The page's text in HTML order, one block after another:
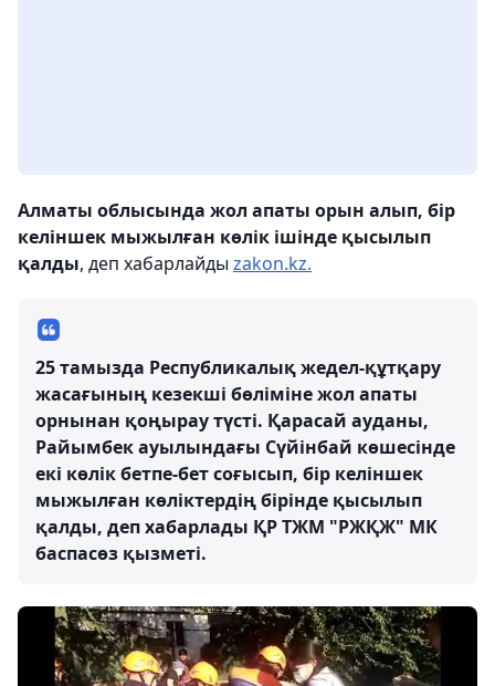
Алматы облысында жол апаты орын алып, бір
келіншек мыжылған көлік ішінде қысылып
қалды, деп хабарлайды zakon.kz.
25 тамызда Республикалық жедел-құтқару
жасағының кезекші бөліміне жол апаты
орнынан қоңырау түсті. Қарасай ауданы,
Райымбек ауылындағы Сүйінбай көшесінде
екі көлік бетпе-бет соғысып, бір келіншек
мыжылған көліктердің бірінде қысылып
қалды, деп хабарлады ҚР ТЖМ "РЖҚЖ" МК
баспасөз қызметі.